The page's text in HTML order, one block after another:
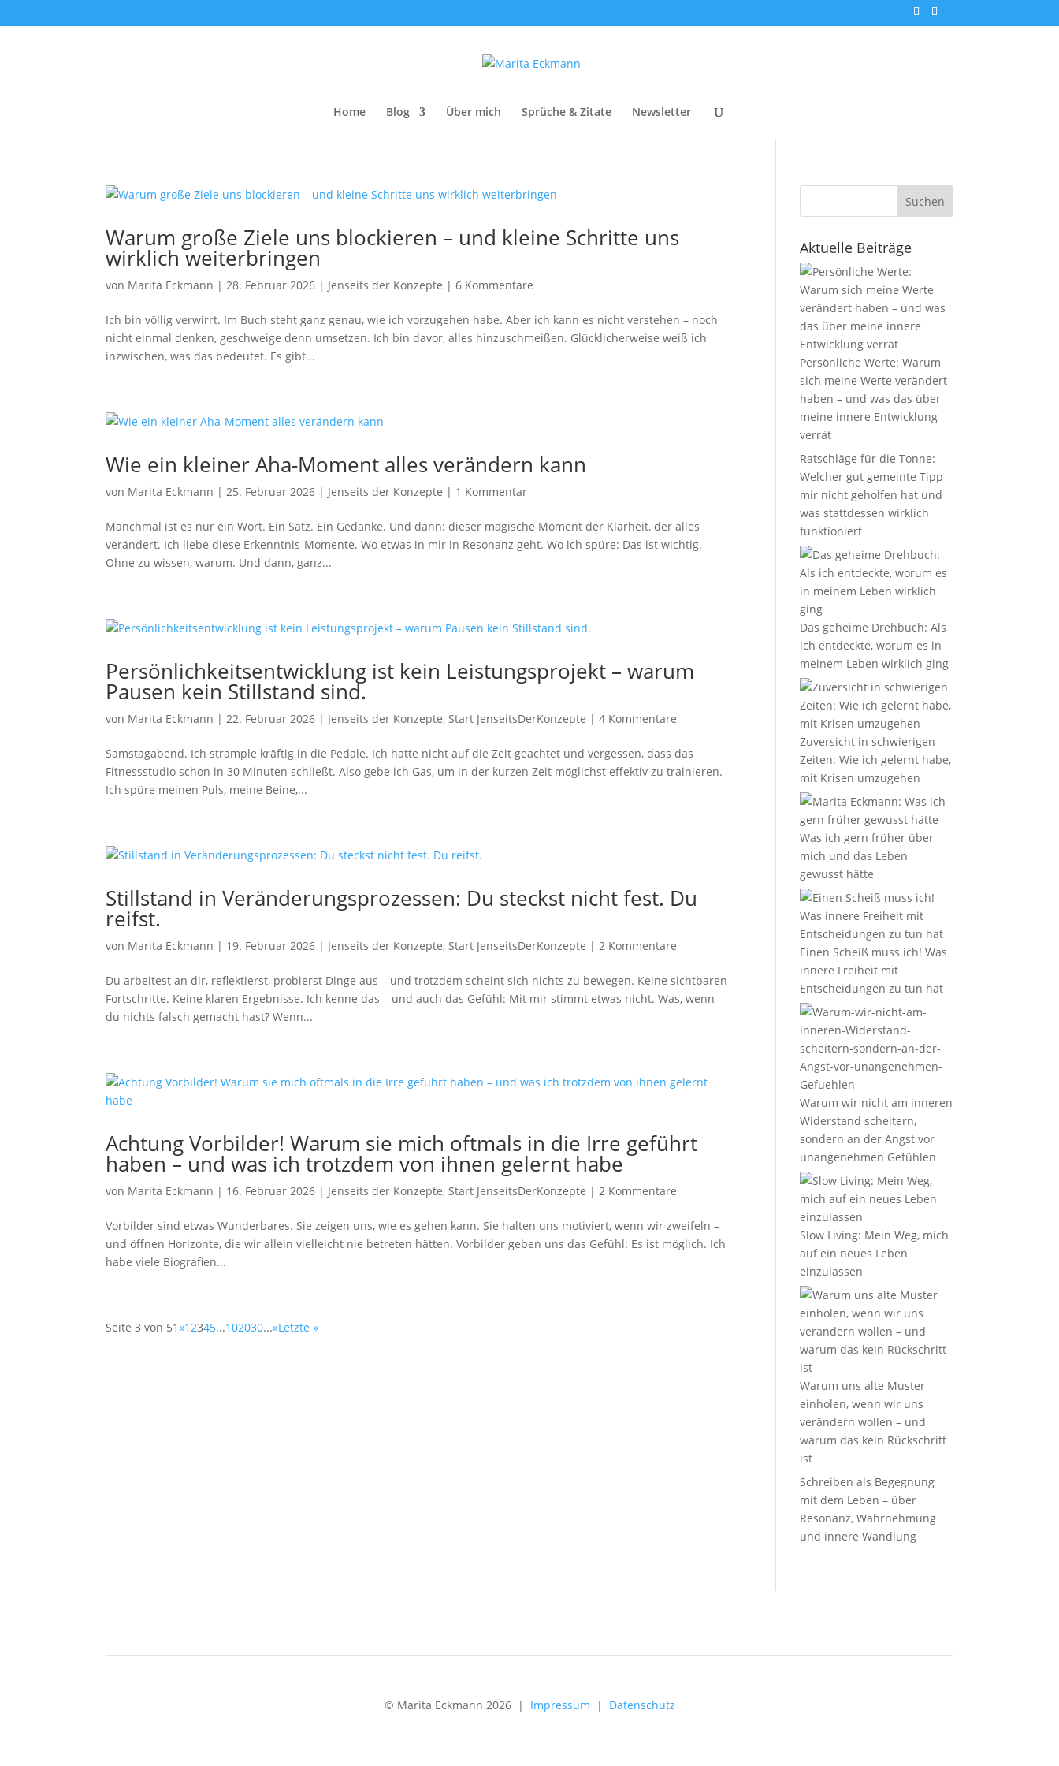
Home Blog Über mich Sprüche & Zitate Newsletter
Warum große Ziele uns blockieren – und kleine Schritte uns
wirklich weiterbringen
von Marita Eckmann |28. Februar 2026 | Jenseits der Konzepte |6 Kommentare
Ich bin völlig verwirrt. Im Buch steht ganz genau, wie ich vorzugehen habe. Aber ich kann es nicht verstehen – noch
nicht einmal denken, geschweige denn umsetzen. Ich bin davor, alles hinzuschmeißen. Glücklicherweise weiß ich
inzwischen, was das bedeutet. Es gibt...
Wie ein kleiner Aha-Moment alles verändern kann
von Marita Eckmann |25. Februar 2026 | Jenseits der Konzepte | 1 Kommentar
Manchmal ist es nur ein Wort. Ein Satz. Ein Gedanke. Und dann: dieser magische Moment der Klarheit, der alles
verändert. Ich liebe diese Erkenntnis-Momente. Wo etwas in mir in Resonanz geht. Wo ich spüre: Das ist wichtig.
Ohne zu wissen, warum. Und dann, ganz...
Persönlichkeitsentwicklung ist kein Leistungsprojekt – warum
Pausen kein Stillstand sind.
von Marita Eckmann |22. Februar 2026 | Jenseits der Konzepte,Start JenseitsDerKonzepte |4 Kommentare
Samstagabend. Ich strample kräftig in die Pedale. Ich hatte nicht auf die Zeit geachtet und vergessen, dass das
Fitnessstudio schon in 30 Minuten schließt. Also gebe ich Gas, um in der kurzen Zeit möglichst effektiv zu trainieren.
Ich spüre meinen Puls, meine Beine,...
Stillstand in Veränderungsprozessen: Du steckst nicht fest. Du
reifst.
von Marita Eckmann | 19. Februar 2026 | Jenseits der Konzepte,Start JenseitsDerKonzepte |2 Kommentare
Du arbeitest an dir, reflektierst, probierst Dinge aus – und trotzdem scheint sich nichts zu bewegen. Keine sichtbaren
Fortschritte. Keine klaren Ergebnisse. Ich kenne das – und auch das Gefühl: Mit mir stimmt etwas nicht. Was, wenn
du nichts falsch gemacht hast? Wenn...
Achtung Vorbilder! Warum sie mich oftmals in die Irre geführt
haben – und was ich trotzdem von ihnen gelernt habe
von Marita Eckmann | 16. Februar 2026 | Jenseits der Konzepte,Start JenseitsDerKonzepte |2 Kommentare
Vorbilder sind etwas Wunderbares. Sie zeigen uns, wie es gehen kann. Sie halten uns motiviert, wenn wir zweifeln –
und öffnen Horizonte, die wir allein vielleicht nie betreten hätten. Vorbilder geben uns das Gefühl: Es ist möglich. Ich
habe viele Biografien...
Seite 3 von 51«12345...102030...»Letzte »
Suchen
Aktuelle Beiträge
Persönliche Werte: Warum
sich meine Werte verändert
haben – und was das über
meine innere Entwicklung
verrät
Ratschläge für die Tonne:
Welcher gut gemeinte Tipp
mir nicht geholfen hat und
was stattdessen wirklich
funktioniert
Das geheime Drehbuch: Als
ich entdeckte, worum es in
meinem Leben wirklich ging
Zuversicht in schwierigen
Zeiten: Wie ich gelernt habe,
mit Krisen umzugehen
Was ich gern früher über
mich und das Leben
gewusst hätte
Einen Scheiß muss ich! Was
innere Freiheit mit
Entscheidungen zu tun hat
Warum wir nicht am inneren
Widerstand scheitern,
sondern an der Angst vor
unangenehmen Gefühlen
Slow Living: Mein Weg, mich
auf ein neues Leben
einzulassen
Warum uns alte Muster
einholen, wenn wir uns
verändern wollen – und
warum das kein Rückschritt
ist
Schreiben als Begegnung
mit dem Leben – über
Resonanz, Wahrnehmung
und innere Wandlung
© Marita Eckmann 2026 | Impressum | Datenschutz